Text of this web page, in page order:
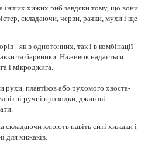
інших хижих риб завдяки тому, що вони
складаючи, черви, рачки, мухи і ще
- як в однотонних, так і в комбінації
та барвники. Наживок надається
і мікроджига.
рухи, плавтіков або рухомого хвоста-
ручні проводки, джигові
складаючи клюють навіть ситі хижаки і
для хижаків.